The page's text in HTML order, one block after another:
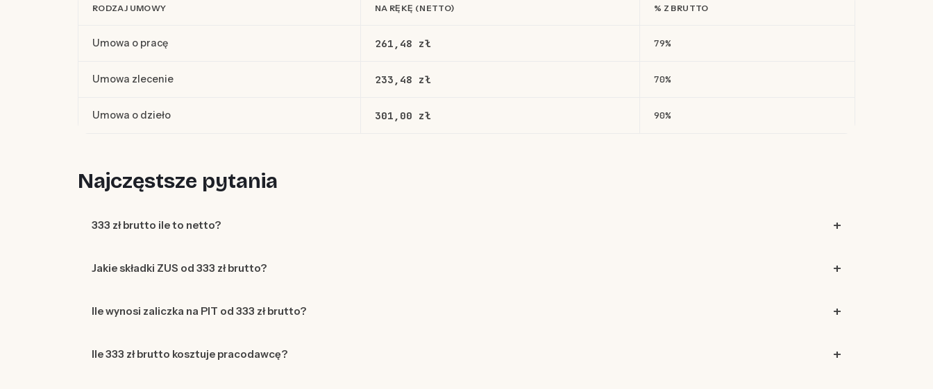
RODZAJ UMOWY NA RĘKĘ (NETTO) % Z BRUTTO
Umowa o pracę 261,48 zł 79%
Umowa zlecenie 233,48 zł 70%
Umowa o dzieło 301,00 zł 90%
Najczęstsze pytania
333 zł brutto ile to netto?
Jakie składki ZUS od 333 zł brutto?
Ile wynosi zaliczka na PIT od 333 zł brutto?
Ile 333 zł brutto kosztuje pracodawcę?